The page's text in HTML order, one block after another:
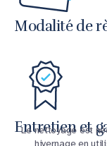
Modalité de
Entretien et
Le nettoyage est